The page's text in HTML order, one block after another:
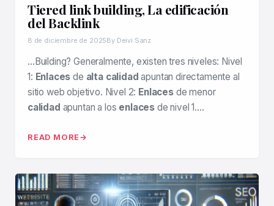
Tiered link building, La edificación
del Backlink
8 de diciembre de 2025By Deivi Sanz
…Building? Generalmente, existen tres niveles: Nivel
1: Enlaces de alta calidad apuntan directamente al
sitio web objetivo. Nivel 2: Enlacesde menor
calidad apuntan a los enlaces de nivel 1….
READ MORE